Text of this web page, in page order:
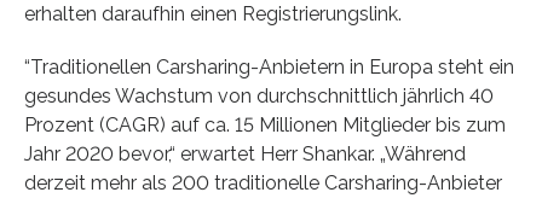
erhalten daraufhin einen Registrierungslink.
“Traditionellen Carsharing-Anbietern in Europa steht ein
gesundes Wachstum von durchschnittlich jährlich 40
Prozent (CAGR) auf ca. 15 Millionen Mitglieder bis zum
Jahr 2020 bevor,“ erwartet Herr Shankar. „Während
derzeit mehr als 200 traditionelle Carsharing-Anbieter